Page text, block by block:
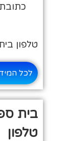
טלפון בית
לכל
בית
טלפון